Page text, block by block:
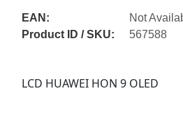
EAN:
Not
Product ID / SKU:
567588
LCD HUAWEI HON 9 OLED